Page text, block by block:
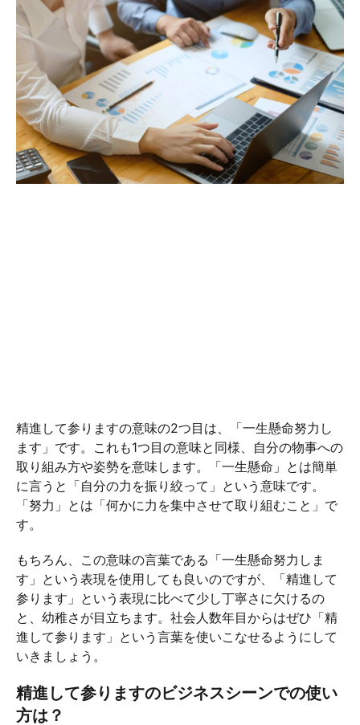
精進して参りますの意味の2つ目は、「一生懸命努力し
ます」です。これも1つ目の意味と同様、自分の物事への
取り組み方や姿勢を意味します。「一生懸命」とは簡単
に言うと「自分の力を振り絞って」という意味です。
「努力」とは「何かに力を集中させて取り組むこと」で
す。
もちろん、この意味の言葉である「一生懸命努力しま
す」という表現を使用しても良いのですが、「精進して
参ります」という表現に比べて少し丁寧さに欠けるの
と、幼稚さが目立ちます。社会人数年目からはぜひ「精
進して参ります」という言葉を使いこなせるようにして
いきましょう。
精進して参りますのビジネスシーンでの使い
方は？